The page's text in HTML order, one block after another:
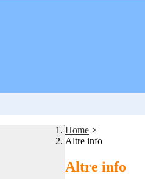
Home >
Altre info
Altre info